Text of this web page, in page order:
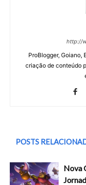
http://
ProBlogger, Goiano,
criação de conteúdo
POSTS
Nova